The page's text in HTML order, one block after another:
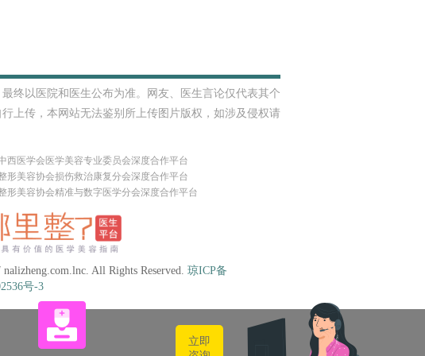
终以医院和医生公布为准。网友、医生言论仅代表其个
上传，本网站无法鉴别所上传图片版权，如涉及侵权请
西医学会医学美容专业委员会深度合作平台
形美容协会损伤救治康复分会深度合作平台
形美容协会精准与数字医学分会深度合作平台
nalizheng.com.lnc. All Rights Reserved.
琼ICP备
号-3
立即